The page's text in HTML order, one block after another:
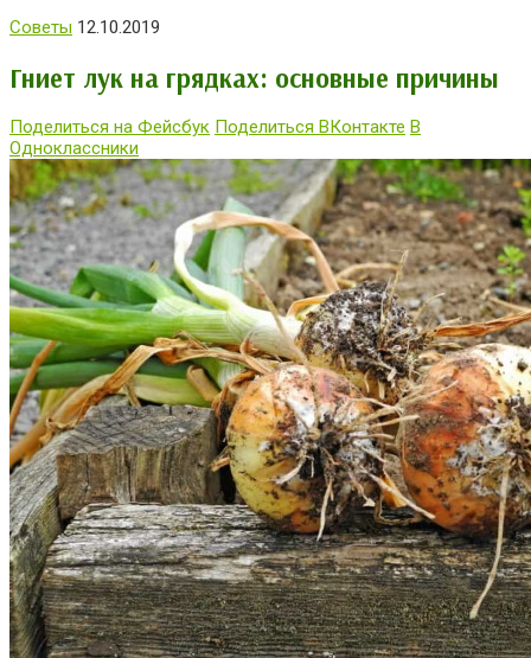
Советы 12.10.2019
Гниет лук на грядках: основные причины
Поделиться на Фейсбук Поделиться ВКонтакте В
Одноклассники